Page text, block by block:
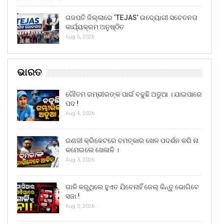
ଗଜପତି ଜିଲ୍ଲାରେ ‘TEJAS’ ଉଦ୍ୟୋଗୀ ସଚେତନତା
କାର୍ଯ୍ୟକ୍ରମ ଅନୁଷ୍ଠିତ
Aug 5, 2026
ଭାରତ
ଗୌତମ ଗମ୍ଭୀରଙ୍କ ପାଇଁ ବଢୁଛି ଅଡୁଆ । ଯାଇପାରେ
ପଦ !
Aug 4, 2026
ରଣଜୀ କ୍ରିକେଟରେ ଚମତ୍କାର ଖେଳ ପଦର୍ଶନ କରି ନା
କମେଇଲେ ଖେଳାଳି ।
Aug 3, 2026
ଗାଳି କରୁଥିଲେ ହୁଏତ ଯିବେନାହିଁ ଜେଲ୍ କିନ୍ତୁ ଭୋଗିବେ
ସଜା !
Aug 3, 2026